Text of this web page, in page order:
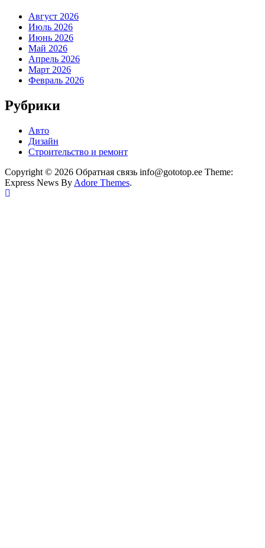
Август 2026
Июль 2026
Июнь 2026
Май 2026
Апрель 2026
Март 2026
Февраль 2026
Рубрики
Авто
Дизайн
Строительство и ремонт
Copyright © 2026 Обратная связь info@gototop.ee Theme:
Express News By Adore Themes.